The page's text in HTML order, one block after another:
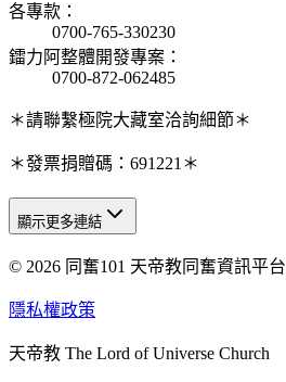
各專款 ：
0700-765-330230
鐳力阿整體開發專案 ：
0700-872-062485
＊請聯繫極院大藏室洽詢細節＊
＊發票捐贈碼：691221＊
天人研究總院
天人研究學院
天人炁功院
顯示更多連結
© 2026 同奮101 天帝教同奮資訊平台
隱私權政策
天帝教 The Lord of Universe Church